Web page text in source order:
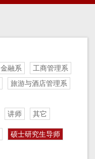
金融系
工商管理系
旅游与酒店管理系
讲师 其它
硕士研究生导师